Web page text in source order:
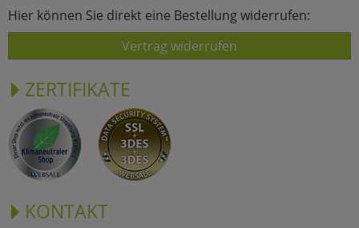
Hier können Sie direkt eine Bestellung widerrufen:
Vertrag widerrufen
ZERTIFIKATE
KONTAKT